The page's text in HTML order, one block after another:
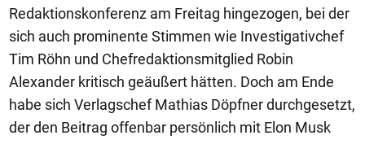
Redaktionskonferenz am Freitag hingezogen, bei der
sich auch prominente Stimmen wie Investigativchef
Tim Röhn und Chefredaktionsmitglied Robin
Alexander kritisch geäußert hätten. Doch am Ende
habe sich Verlagschef Mathias Döpfner durchgesetzt,
der den Beitrag offenbar persönlich mit Elon Musk